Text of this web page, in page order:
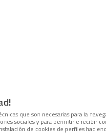
que son necesarias para la
sociales y para permitirle recibir
de cookies de perfiles